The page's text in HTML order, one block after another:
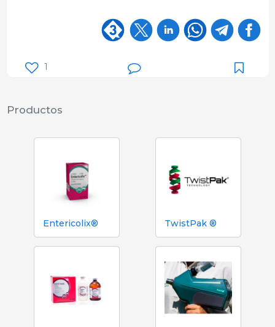
1
Productos
Entericolix® TwistPak ®